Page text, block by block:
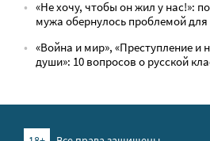
«Не хочу, чтобы он жил у нас!»:
мужа обернулось проблемой для
«Война и мир», «Преступление и
души»: 10 вопросов о русской